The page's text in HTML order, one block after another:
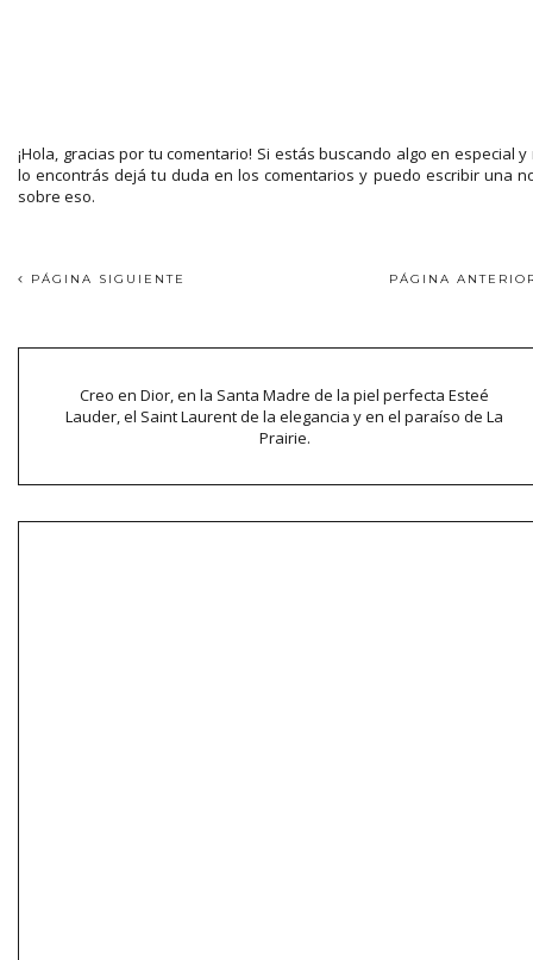
¡Hola, gracias por tu comentario! Si estás buscando algo en especial y
lo encontrás dejá tu duda en los comentarios y puedo escribir una
sobre eso.
PÁGINA SIGUIENTE PÁGINA
Creo en Dior, en la Santa Madre de la piel perfecta Esteé
Lauder, el Saint Laurent de la elegancia y en el paraíso de La
Prairie.